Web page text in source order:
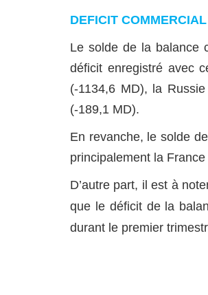
DEFICIT COMMERCIAL
Le solde de la balance
déficit enregistré avec
(-1134,6 MD), la
(-189,1 MD).
En revanche, le solde
principalement la
D’autre part, il est à
que le déficit de la
durant le premier